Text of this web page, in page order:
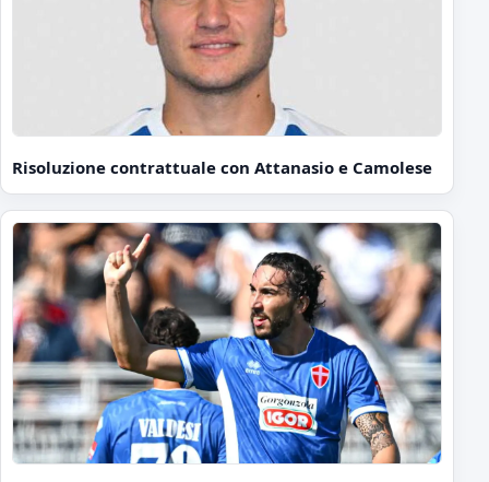
Risoluzione contrattuale con Attanasio e Camolese